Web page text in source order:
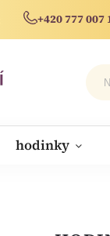
+420 777 007
hodinky